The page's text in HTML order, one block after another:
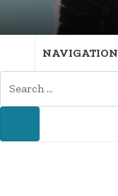
NAVIGATION
FOR: